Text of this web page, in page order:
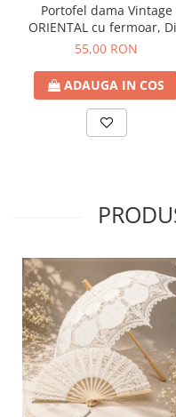
Portofel dama Vintage
ORIENTAL cu fermoar,
pluta
55,00 RON
ADAUGA IN COS